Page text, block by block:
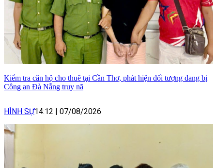
Kiểm tra căn hộ cho thuê tại Cần Thơ, phát hiện đối tượng đang bị
Công an Đà Nẵng truy nã
HÌNH SỰ14:12 | 07/08/2026